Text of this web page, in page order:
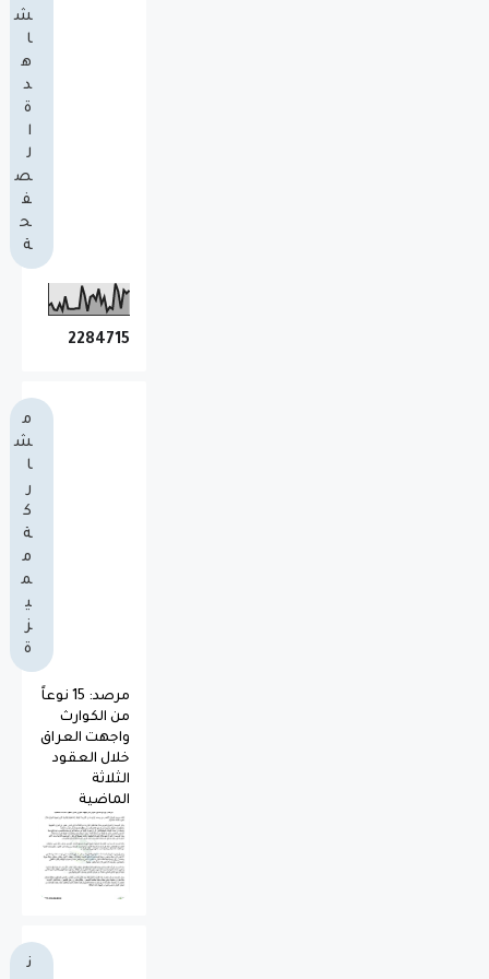
ش
ا
ه
د
ة
ا
ل
ص
ف
ح
ة
2284715
م
ش
ا
ر
ك
ة
م
م
ي
ز
ة
مرصد: 15 نوعاً
من الكوارث
واجهت العراق
خلال العقود
الثلاثة
الماضية
ن